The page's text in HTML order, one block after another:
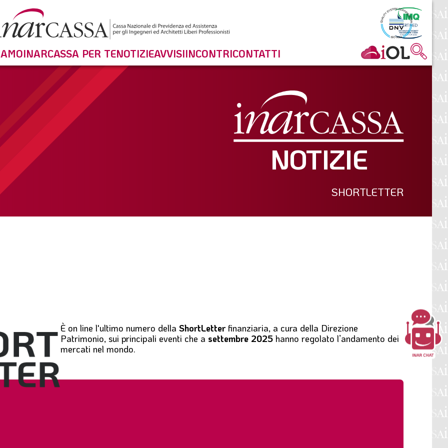
INARCASSA PER TENOTIZIEAVVISIINCONTRICONTATTI
NOTIZIE
SHORTLETTER
È on line l'ultimo numero della ShortLetter finanziaria, a cura della Direzione
Patrimonio, sui principali eventi che a settembre 2025 hanno regolato l’andamento dei
mercati nel mondo.